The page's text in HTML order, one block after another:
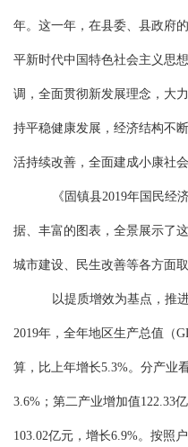
年。这一年 ， 在县委、县政府的
平新时代中国特色社会主义思
调， 全面贯彻 新发展理念，大
持平稳健康发展，经济结构不
活持续改善，全面建成小康社会
《固镇县2019年国民经
据、丰富的图表，全景展示了
城市建设、民生改善等各方面取
以提质增效为基点，推
2019年，全年地区生产总值（
算，比上年增长5.3%。分产业
3.6%；第二产业增加值122.33
103.02亿元，增长6.9%。按照